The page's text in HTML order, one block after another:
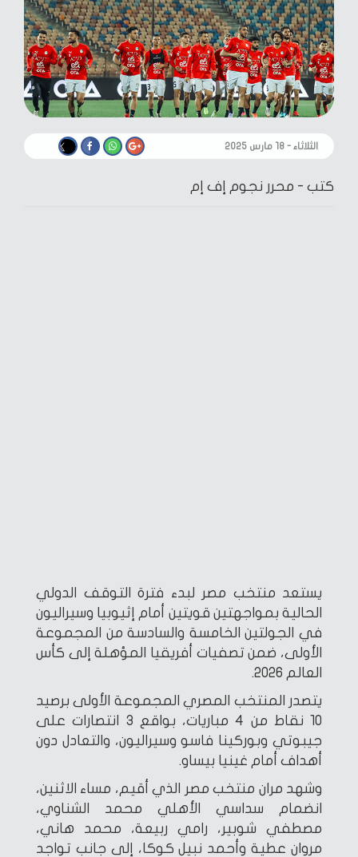
الثلاثاء - ١٨ مارس ٢٠٢٥
كتب - محرر نجوم إف إم
يستعد منتخب مصر لبدء فترة التوقف الدولي
الحالية بمواجهتين قويتين أمام إثيوبيا وسيراليون
في الجولتين الخامسة والسادسة من المجموعة
الأولى، ضمن تصفيات أفريقيا المؤهلة إلى كأس
العالم 2026.
يتصدر المنتخب المصري المجموعة الأولى برصيد
10 نقاط من 4 مباريات، بواقع 3 انتصارات على
جيبوتي وبوركينا فاسو وسيراليون، والتعادل دون
أهداف أمام غينيا بيساو.
وشهد مران منتخب مصر الذي أقيم، مساء الاثنين،
انضمام سداسي الأهلي محمد الشناوي،
مصطفي شوبير، رامي ربيعة، محمد هاني،
مروان عطية وأحمد نبيل كوكا، إلى جانب تواجد